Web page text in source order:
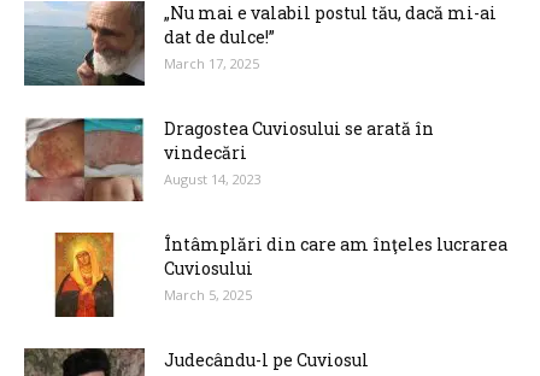
„Nu mai e valabil postul tău, dacă mi-ai
dat de dulce!”
March 17, 2025
Dragostea Cuviosului se arată în
vindecări
August 14, 2023
Întâmplări din care am înţeles lucrarea
Cuviosului
March 5, 2025
Judecându-l pe Cuviosul